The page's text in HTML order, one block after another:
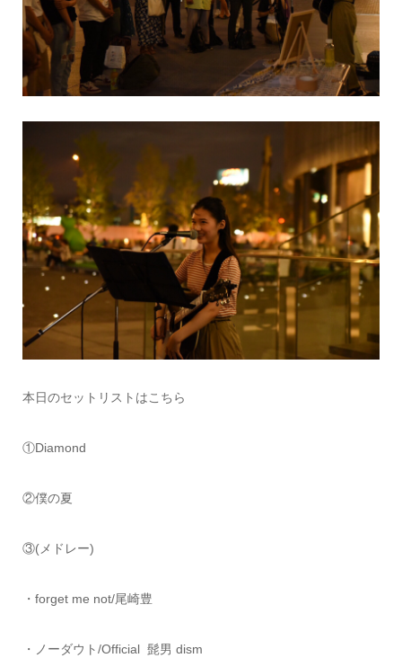
本日のセットリストはこちら
①Diamond
②僕の夏
③(メドレー)
・forget me not/尾崎豊
・ノーダウト/Official 髭男 dism